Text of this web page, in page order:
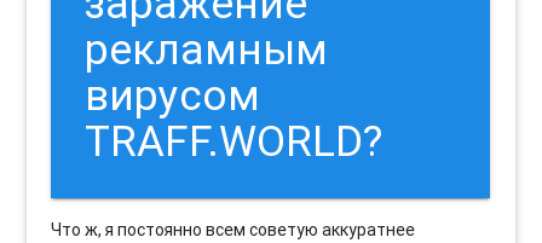
рекламным
вирусом
TRAFF.WORLD?
Что ж, я постоянно всем советую аккуратнее